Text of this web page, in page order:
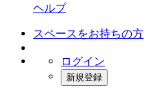
ヘルプ
スペースをお持ちの方
ログイン
新規登録